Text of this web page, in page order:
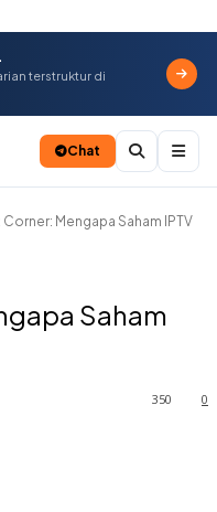
terstruktur di
Chat
Batal
Mengapa Saham IPTV
Saham
0
350